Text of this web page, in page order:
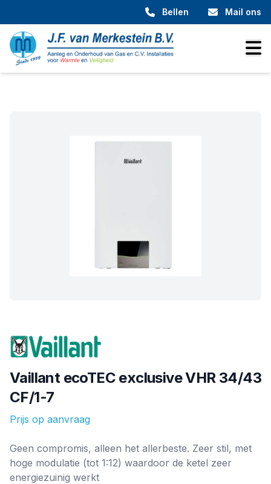
Bellen Mail ons
Vaillant ecoTEC exclusive VHR 34/43
CF/1-7
Prijs op aanvraag
Merk
Geen compromis, alleen het allerbeste. Zeer stil, met
hoge modulatie (tot 1:12) waardoor de ketel zeer
energiezuinig werkt